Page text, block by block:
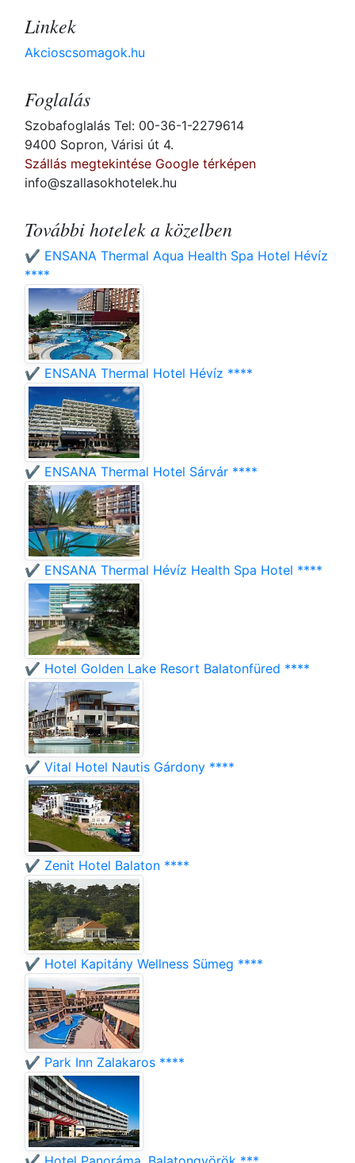
Linkek
Akcioscsomagok.hu
Foglalás
Szobafoglalás Tel: 00-36-1-2279614
9400 Sopron, Várisi út 4.
Szállás megtekintése Google térképen
info@szallasokhotelek.hu
További hotelek a közelben
✔️ ENSANA Thermal Aqua Health Spa Hotel Hévíz
****
✔️ ENSANA Thermal Hotel Hévíz ****
✔️ ENSANA Thermal Hotel Sárvár ****
✔️ ENSANA Thermal Hévíz Health Spa Hotel ****
✔️ Hotel Golden Lake Resort Balatonfüred ****
✔️ Vital Hotel Nautis Gárdony ****
✔️ Zenit Hotel Balaton ****
✔️ Hotel Kapitány Wellness Sümeg ****
✔️ Park Inn Zalakaros ****